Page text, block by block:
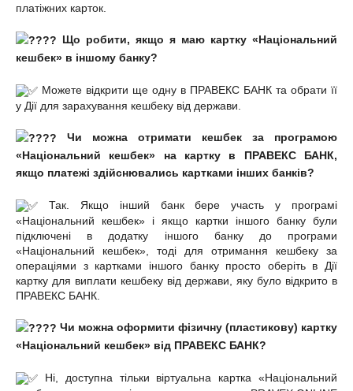
платіжних карток.
Що робити, якщо я маю картку «Національний
кешбек» в іншому банку?
Можете відкрити ще одну в ПРАВЕКС БАНК та обрати її
у Дії для зарахування кешбеку від держави.
Чи можна отримати кешбек за програмою
«Національний кешбек» на картку в ПРАВЕКС БАНК,
якщо платежі здійснювались картками інших банків?
Так. Якщо інший банк бере участь у програмі
«Національний кешбек» і якщо картки іншого банку були
підключені в додатку іншого банку до програми
«Національний кешбек», тоді для отримання кешбеку за
операціями з картками іншого банку просто оберіть в Дії
картку для виплати кешбеку від держави, яку було відкрито в
ПРАВЕКС БАНК.
Чи можна оформити фізичну (пластикову) картку
«Національний кешбек» від ПРАВЕКС БАНК?
Ні, доступна тільки віртуальна картка «Національний